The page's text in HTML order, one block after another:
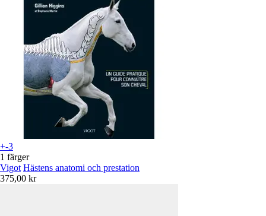
+-3
1 färger
Vigot Hästens anatomi och prestation
375,00 kr